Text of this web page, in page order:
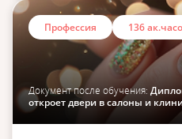
Профессия 136
Документ после обучения:
откроет двери в салоны и